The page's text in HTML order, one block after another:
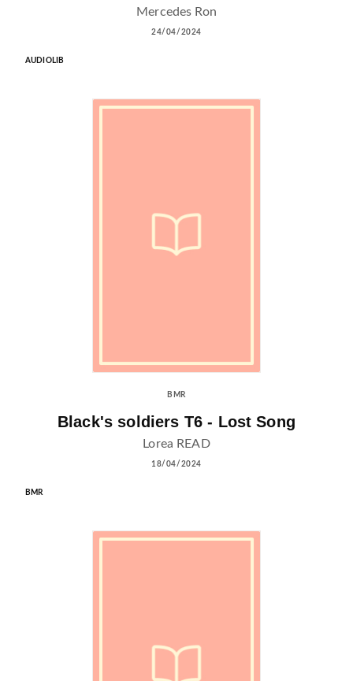
Mercedes Ron
24/04/2024
AUDIOLIB
BMR
Black's soldiers T6 - Lost Song
Lorea READ
18/04/2024
BMR